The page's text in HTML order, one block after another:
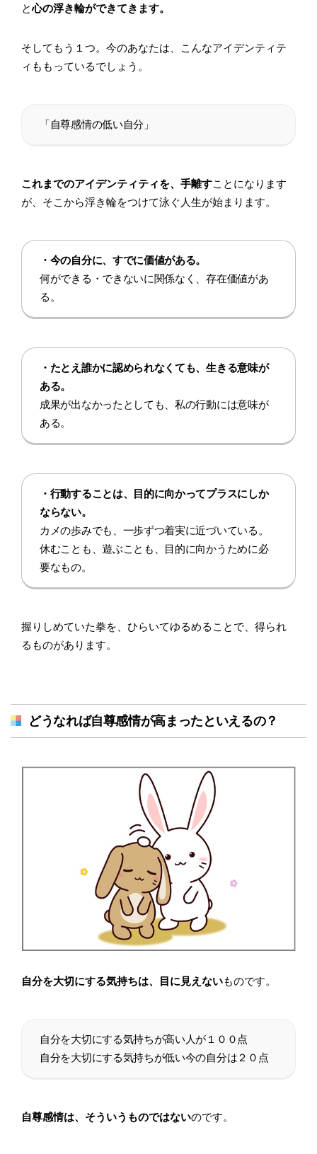
と心の浮き輪ができてきます。
そしてもう１つ。今のあなたは、こんなアイデンティテ
ィももっているでしょう。
「自尊感情の低い自分」
これまでのアイデンティティを、手離すことになります
が、そこから浮き輪をつけて泳ぐ人生が始まります。
・今の自分に、すでに価値がある。
何ができる・できないに関係なく、存在価値があ
る。
・たとえ誰かに認められなくても、生きる意味が
ある。
成果が出なかったとしても、私の行動には意味が
ある。
・行動することは、目的に向かってプラスにしか
ならない。
カメの歩みでも、一歩ずつ着実に近づいている。
休むことも、遊ぶことも、目的に向かうために必
要なもの。
握りしめていた拳を、ひらいてゆるめることで、得られ
るものがあります。
どうなれば自尊感情が高まったといえるの？
自分を大切にする気持ちは、目に見えないものです。
自分を大切にする気持ちが高い人が１００点
自分を大切にする気持ちが低い今の自分は２０点
自尊感情は、そういうものではないのです。